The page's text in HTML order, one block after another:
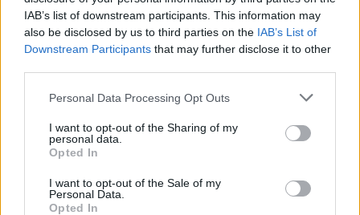
IAB’s list of downstream participants. This information may
also be disclosed by us to third parties on the IAB’s List of
Downstream Participants that may further disclose it to other
Personal Data Processing Opt Outs
I want to opt-out of the Sharing of my
personal data.
Opted In
I want to opt-out of the Sale of my
Personal Data.
Opted In
τέσσερις (2/6 σ., 25:27). Τέλος, οι Σανς εξέδωσαν
κοινή ανακοίνωση μαζί με τους Φίνιξ Μέρκουρι του
WNBA, για να εκφράσουν την αντίθεσή τους σε
ψήφιση νόμου κατά των ομοφυλόφιλων στην
Αριζόνα.
{youtube}ncpnduYpeEs{/youtube}
Δείτε αποκλειστικά βίντεο στο OnsportsTV